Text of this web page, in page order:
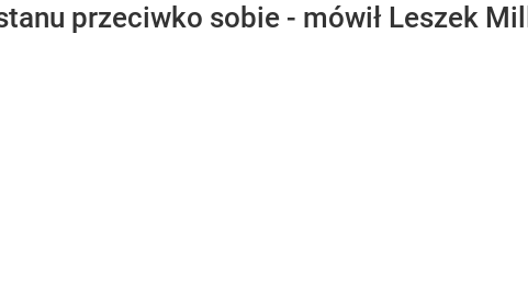
przeciwko sobie - mówił Leszek